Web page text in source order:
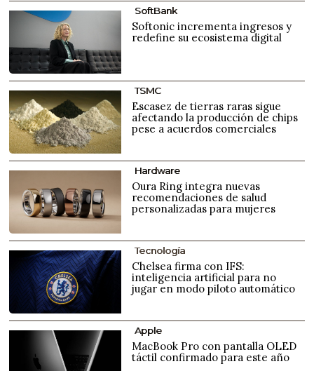
SoftBank
Softonic incrementa ingresos y
redefine su ecosistema digital
TSMC
Escasez de tierras raras sigue
afectando la producción de chips
pese a acuerdos comerciales
Hardware
Oura Ring integra nuevas
recomendaciones de salud
personalizadas para mujeres
Tecnología
Chelsea firma con IFS:
inteligencia artificial para no
jugar en modo piloto automático
Apple
MacBook Pro con pantalla OLED
táctil confirmado para este año